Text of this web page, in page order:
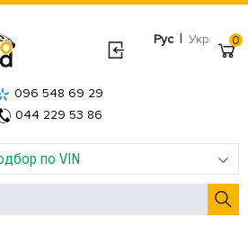
Рус | Укр
по VIN
096 548 69 29
044 229 53 86
0